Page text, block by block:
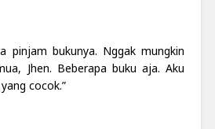
pinjam bukunya. Nggak mungkin
Jhen. Beberapa buku aja. Aku
cocok.”